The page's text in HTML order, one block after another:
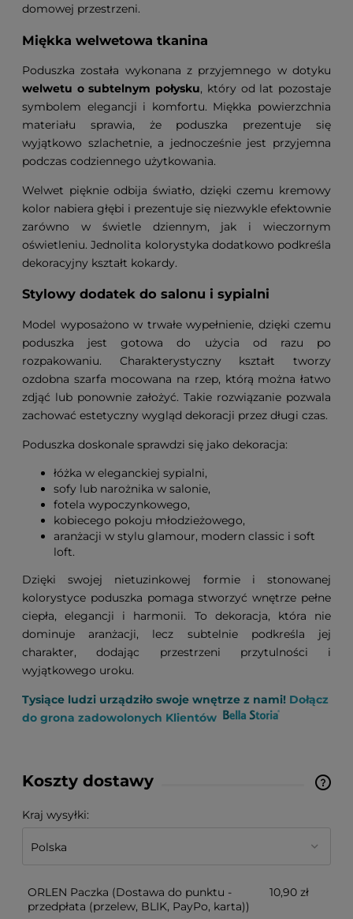
domowej przestrzeni.
Miękka welwetowa tkanina
Poduszka została wykonana z przyjemnego w dotyku
welwetu o subtelnym połysku, który od lat pozostaje
symbolem elegancji i komfortu. Miękka powierzchnia
materiału sprawia, że poduszka prezentuje się
wyjątkowo szlachetnie, a jednocześnie jest przyjemna
podczas codziennego użytkowania.
Welwet pięknie odbija światło, dzięki czemu kremowy
kolor nabiera głębi i prezentuje się niezwykle efektownie
zarówno w świetle dziennym, jak i wieczornym
oświetleniu. Jednolita kolorystyka dodatkowo podkreśla
dekoracyjny kształt kokardy.
Stylowy dodatek do salonu i sypialni
Model wyposażono w trwałe wypełnienie, dzięki czemu
poduszka jest gotowa do użycia od razu po
rozpakowaniu. Charakterystyczny kształt tworzy
ozdobna szarfa mocowana na rzep, którą można łatwo
zdjąć lub ponownie założyć. Takie rozwiązanie pozwala
zachować estetyczny wygląd dekoracji przez długi czas.
Poduszka doskonale sprawdzi się jako dekoracja:
łóżka w eleganckiej sypialni,
sofy lub narożnika w salonie,
fotela wypoczynkowego,
kobiecego pokoju młodzieżowego,
aranżacji w stylu glamour, modern classic i soft
loft.
Dzięki swojej nietuzinkowej formie i stonowanej
kolorystyce poduszka pomaga stworzyć wnętrze pełne
ciepła, elegancji i harmonii. To dekoracja, która nie
dominuje aranżacji, lecz subtelnie podkreśla jej
charakter, dodając przestrzeni przytulności i
wyjątkowego uroku.
Tysiące ludzi urządziło swoje wnętrze z nami! Dołącz
do grona zadowolonych Klientów
Koszty dostawy
Cena nie zawiera ewentualnych kosztów płatności
Kraj wysyłki:
ORLEN Paczka (Dostawa do punktu -
przedpłata (przelew, BLIK, PayPo, karta))
10,90 zł